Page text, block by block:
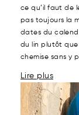
ce qu’il faut de
pas toujours la
dates du
du lin plutôt que
chemise sans y
Lire plus